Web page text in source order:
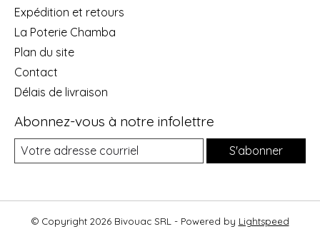
Expédition et retours
La Poterie Chamba
Plan du site
Contact
Délais de livraison
Abonnez-vous à notre infolettre
S'abonner
© Copyright 2026 Bivouac SRL - Powered by Lightspeed